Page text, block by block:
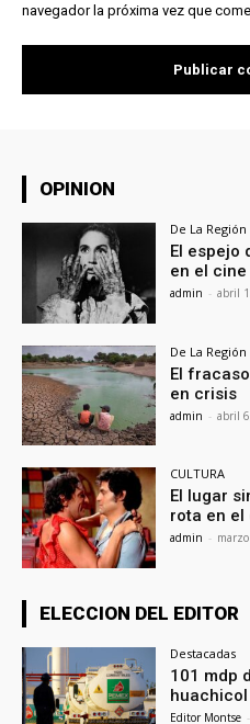
navegador la próxima vez que
OPINION
De La
El espejo
en el
admin - abril
De La
El
en crisis
admin - abril
CULTURA
El lugar
rota en el
admin -
ELECCION DEL EDITOR
Destacadas
101 mdp
huachicol
Editor Montse -